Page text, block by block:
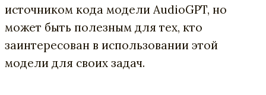
источником кода модели AudioGPT, но
может быть полезным для тех, кто
заинтересован в использовании этой
модели для своих задач.